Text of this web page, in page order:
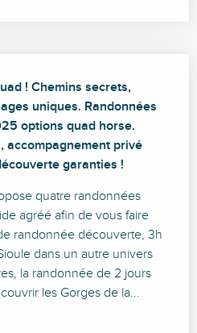
! Chemins secrets,
uniques. Randonnées
options quad horse.
accompagnement privé
garanties !
quatre randonnées
agréé afin de vous faire
randonnée découverte, 3h
dans un autre univers
la randonnée de 2 jours
les Gorges de la...